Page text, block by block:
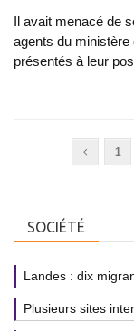
Il avait menacé de
agents du ministère
présentés à leur
1
SOCIÉTÉ
Landes : dix
Plusieurs sites